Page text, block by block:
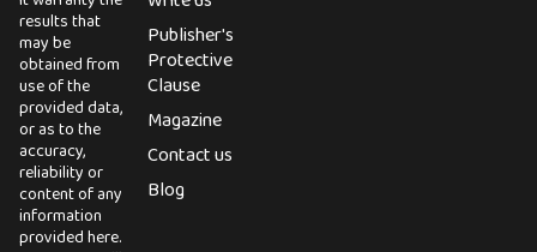
results that
may be
obtained from
use of the
provided data,
or as to the
accuracy,
reliability or
content of any
information
provided here.
Publisher's
Protective
Clause
Magazine
Contact us
Blog